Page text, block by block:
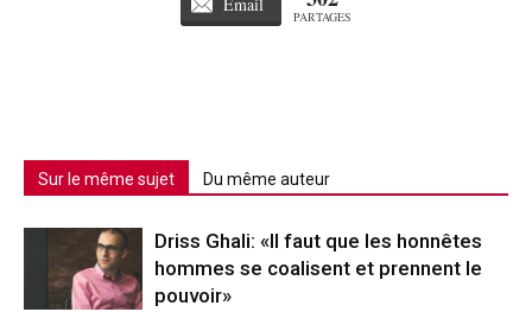
Email
PARTAGES
Sur le même sujet Du même auteur
Driss Ghali: «Il faut que les honnêtes
hommes se coalisent et prennent le
pouvoir»